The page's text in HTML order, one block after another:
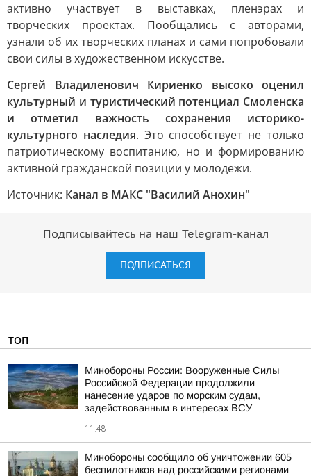
активно участвует в выставках, пленэрах и
творческих проектах. Пообщались с авторами,
узнали об их творческих планах и сами попробовали
свои силы в художественном искусстве.
Сергей Владиленович Кириенко высоко оценил
культурный и туристический потенциал Смоленска
и отметил важность сохранения историко-
культурного наследия. Это способствует не только
патриотическому воспитанию, но и формированию
активной гражданской позиции у молодежи.
Источник: Канал в МАКС "Василий Анохин"
Подписывайтесь на наш Telegram-канал
ПОДПИСАТЬСЯ
ТОП
Минобороны России: Вооруженные Силы
Российской Федерации продолжили
нанесение ударов по морским судам,
задействованным в интересах ВСУ
11:48
Минобороны сообщило об уничтожении 605
беспилотников над российскими регионами